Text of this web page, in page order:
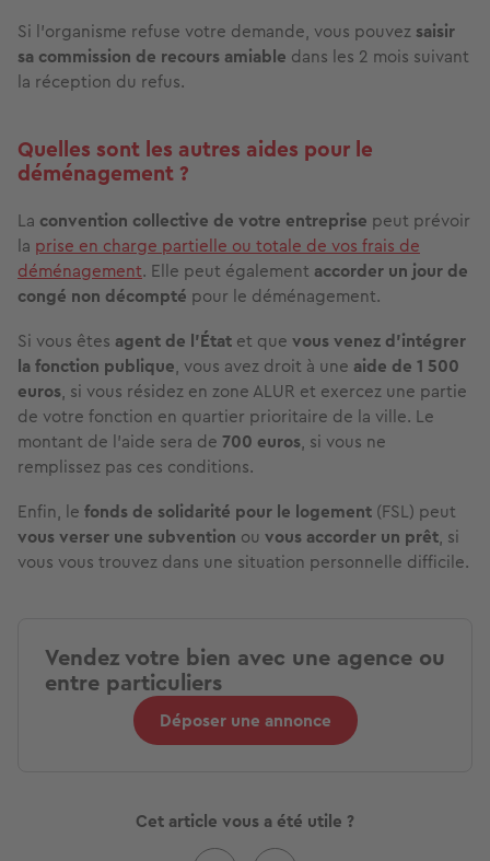
Si l’organisme refuse votre demande, vous pouvezsaisir
sa commission de recours amiable dans les 2 mois suivant
la réception du refus.
Quelles sont les autres aides pour le
déménagement ?
La convention collective de votre entreprise peut prévoir
la prise en charge partielle ou totale de vos frais de
déménagement. Elle peut également accorder un jour de
congé non décompté pour le déménagement.
Si vous êtes agent de l’État et que vous venez d’intégrer
la fonction publique, vous avez droit à une aide de 1 500
euros, si vous résidez en zone ALUR et exercez une partie
de votre fonction en quartier prioritaire de la ville. Le
montant de l’aide sera de 700 euros, si vous ne
remplissez pas ces conditions.
Enfin, le fonds de solidarité pour le logement (FSL) peut
vous verser une subvention ou vous accorder un prêt, si
vous vous trouvez dans une situation personnelle difficile.
Vendez votre bien avec une agence ou
entre particuliers
Déposer une annonce
Cet article vous a été utile ?